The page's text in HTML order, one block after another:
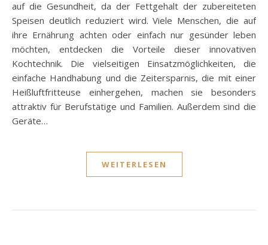
auf die Gesundheit, da der Fettgehalt der zubereiteten
Speisen deutlich reduziert wird. Viele Menschen, die auf
ihre Ernährung achten oder einfach nur gesünder leben
möchten, entdecken die Vorteile dieser innovativen
Kochtechnik. Die vielseitigen Einsatzmöglichkeiten, die
einfache Handhabung und die Zeitersparnis, die mit einer
Heißluftfritteuse einhergehen, machen sie besonders
attraktiv für Berufstätige und Familien. Außerdem sind die
Geräte…
WEITERLESEN